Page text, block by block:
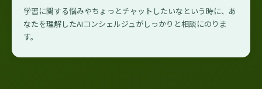
学習に関する悩みやちょっとチャットしたいなという時に、あ
なたを理解したAIコンシェルジュがしっかりと相談にのりま
す。